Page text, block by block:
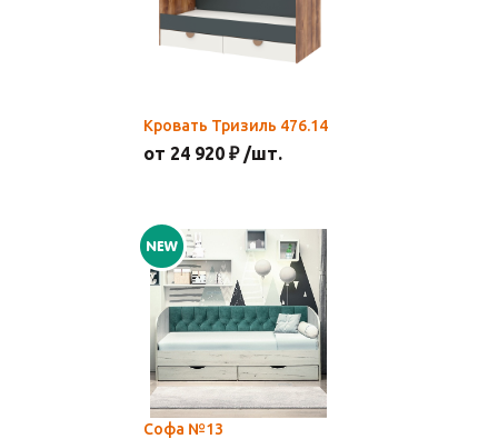
Кровать Тризиль 476.14
от 24 920 ₽ /шт.
Софа №13